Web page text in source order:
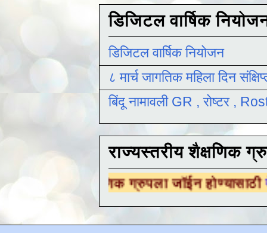
डिजिटल वार्षिक
डिजिटल वार्षिक नियोजन
८ मार्च जागतिक महिला दिन
बिंदू नामावली GR , रोष्टर ,
राज्यस्तरीय शैक्षणिक
शैक्षणिक ग्रुपला जॉईन होण्यासाठीयेथे क्लिक